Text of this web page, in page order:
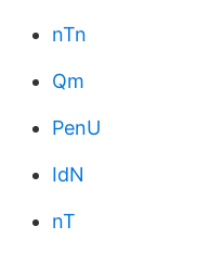
nTn
Qm
PenU
IdN
nT